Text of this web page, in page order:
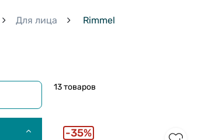
Для лица Rimmel
13 товаров
35%